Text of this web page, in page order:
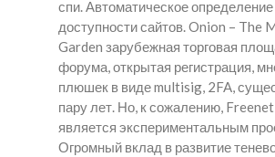
спи. Автоматическое определение
доступности сайтов. Onion – The
Garden зарубежная торговая
форума, открытая регистрация,
плюшек в виде multisig, 2FA,
пару лет. Но, к сожалению,
является экспериментальным
Огромный вклад в развитие